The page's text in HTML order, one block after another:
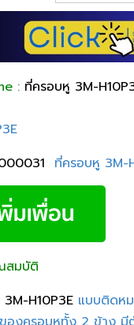
: ที่ครอบหู 3M-
ที่ครอบหู 3M-
สมบัติ
3M-H10P3E แบบติดห